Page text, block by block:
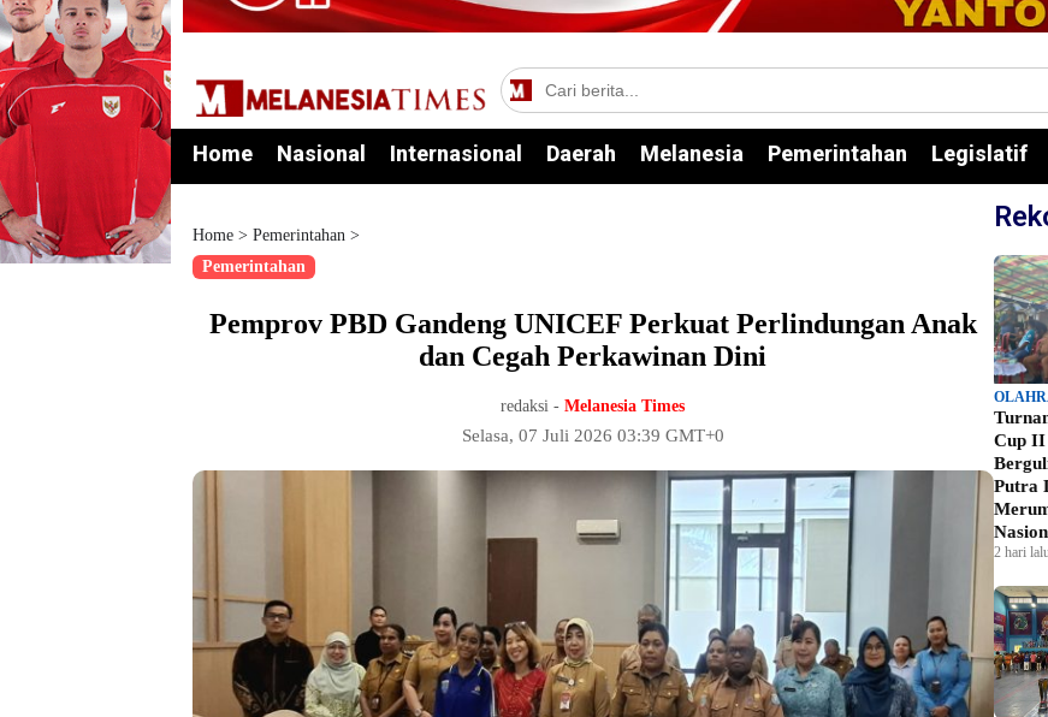
Home Nasional Internasional Daerah Melanesia Pemerintahan Legislatif
Home > Pemerintahan >
Pemerintahan
Pemprov PBD Gandeng UNICEF Perkuat Perlindungan Anak
dan Cegah Perkawinan Dini
redaksi -Melanesia Times
Selasa, 07 Juli 2026 03:39 GMT+0
Cup II
Putra
2 hari lalu